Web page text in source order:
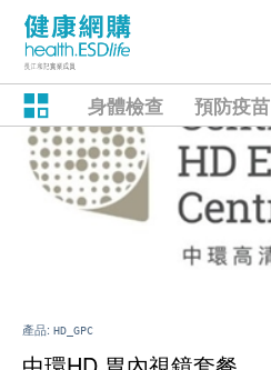
身體檢查 預防疫苗
產品: HD_GPC